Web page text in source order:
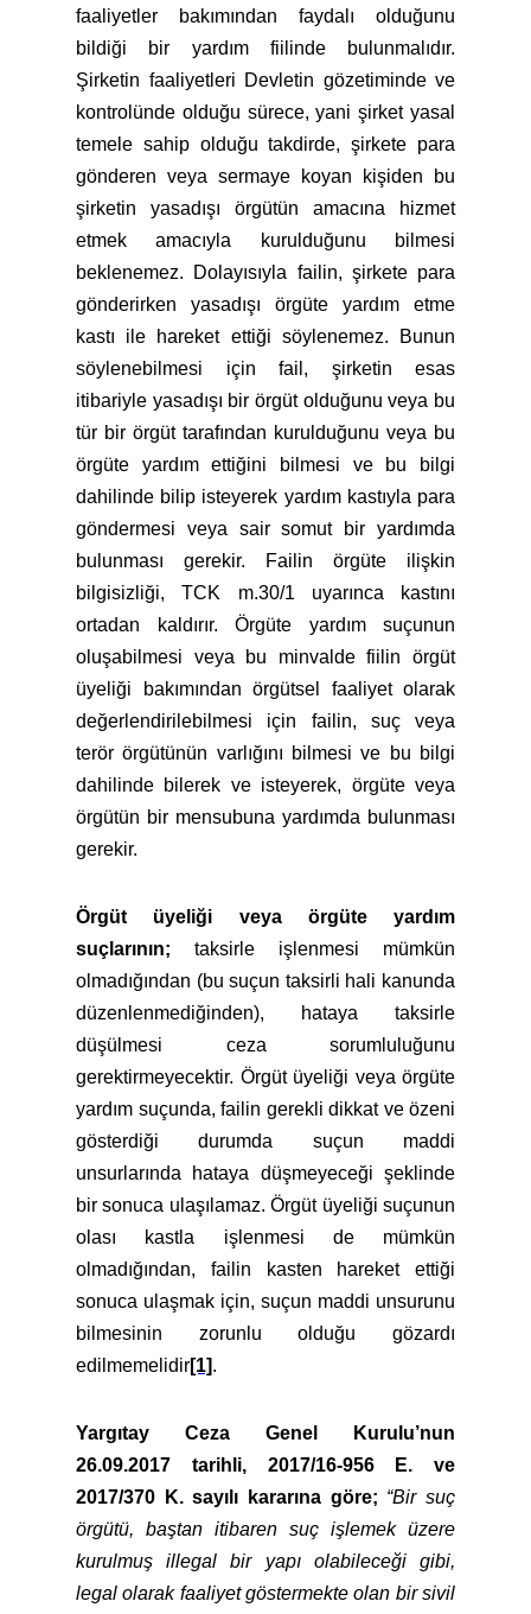
faaliyetler bakımından faydalı olduğunu
bildiği bir yardım fiilinde bulunmalıdır.
Şirketin faaliyetleri Devletin gözetiminde ve
kontrolünde olduğu sürece, yani şirket yasal
temele sahip olduğu takdirde, şirkete para
gönderen veya sermaye koyan kişiden bu
şirketin yasadışı örgütün amacına hizmet
etmek amacıyla kurulduğunu bilmesi
beklenemez. Dolayısıyla failin, şirkete para
gönderirken yasadışı örgüte yardım etme
kastı ile hareket ettiği söylenemez. Bunun
söylenebilmesi için fail, şirketin esas
itibariyle yasadışı bir örgüt olduğunu veya bu
tür bir örgüt tarafından kurulduğunu veya bu
örgüte yardım ettiğini bilmesi ve bu bilgi
dahilinde bilip isteyerek yardım kastıyla para
göndermesi veya sair somut bir yardımda
bulunması gerekir. Failin örgüte ilişkin
bilgisizliği, TCK m.30/1 uyarınca kastını
ortadan kaldırır. Örgüte yardım suçunun
oluşabilmesi veya bu minvalde fiilin örgüt
üyeliği bakımından örgütsel faaliyet olarak
değerlendirilebilmesi için failin, suç veya
terör örgütünün varlığını bilmesi ve bu bilgi
dahilinde bilerek ve isteyerek, örgüte veya
örgütün bir mensubuna yardımda bulunması
gerekir.
Örgüt üyeliği veya örgüte yardım
suçlarının; taksirle işlenmesi mümkün
olmadığından (bu suçun taksirli hali kanunda
düzenlenmediğinden), hataya taksirle
düşülmesi ceza sorumluluğunu
gerektirmeyecektir. Örgüt üyeliği veya örgüte
yardım suçunda, failin gerekli dikkat ve özeni
gösterdiği durumda suçun maddi
unsurlarında hataya düşmeyeceği şeklinde
bir sonuca ulaşılamaz. Örgüt üyeliği suçunun
olası kastla işlenmesi de mümkün
olmadığından, failin kasten hareket ettiği
sonuca ulaşmak için, suçun maddi unsurunu
bilmesinin zorunlu olduğu gözardı
edilmemelidir[1].
Yargıtay Ceza Genel Kurulu’nun
26.09.2017 tarihli, 2017/16-956 E. ve
2017/370 K. sayılı kararına göre; “Bir suç
örgütü, baştan itibaren suç işlemek üzere
kurulmuş illegal bir yapı olabileceği gibi,
legal olarak faaliyet göstermekte olan bir sivil